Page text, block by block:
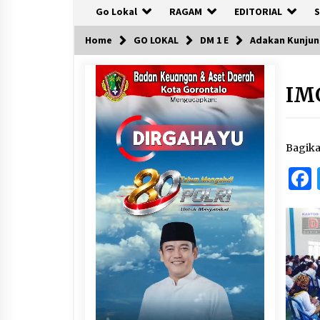
Go Lokal RAGAM EDITORIAL
Home GO LOKAL DM 1 E Adakan